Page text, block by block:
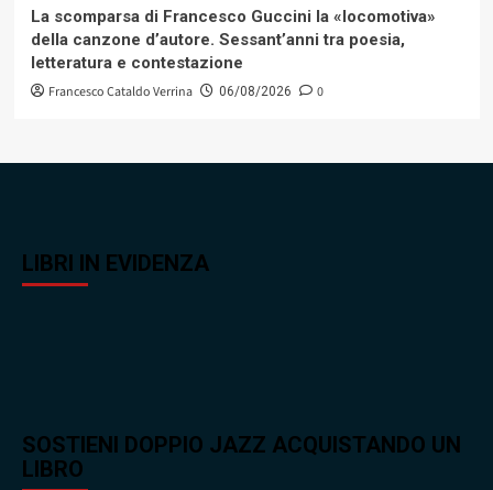
La scomparsa di Francesco Guccini la «locomotiva»
della canzone d’autore. Sessant’anni tra poesia,
letteratura e contestazione
Francesco Cataldo Verrina 06/08/2026 0
LIBRI IN EVIDENZA
SOSTIENI DOPPIO JAZZ ACQUISTANDO UN
LIBRO